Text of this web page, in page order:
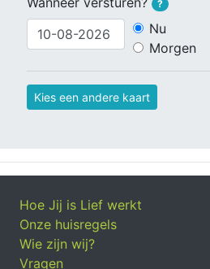
?
Nu
Morgen
Kies een andere kaart
Hoe Jij is Lief werkt
Onze huisregels
Wie zijn wij?
Vragen